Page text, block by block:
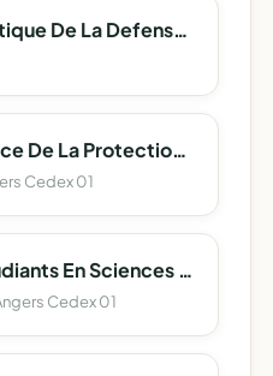
Club Sportif Et Artistique De La Defense D'angers
Association Au Service De La Protection Et L'accompagnement Des Majeurs 49
Cedex 01
Corporation Des Etudiants En Sciences D'angers (Corpo Sciences Angers)
Cedex 01